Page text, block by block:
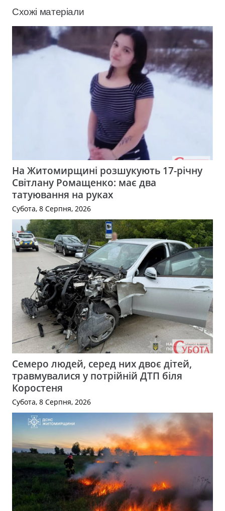
Схожі матеріали
На Житомирщині розшукують 17-річну
Світлану Ромащенко: має два
татуювання на руках
Субота, 8 Серпня, 2026
Семеро людей, серед них двоє дітей,
травмувалися у потрійній ДТП біля
Коростеня
Субота, 8 Серпня, 2026